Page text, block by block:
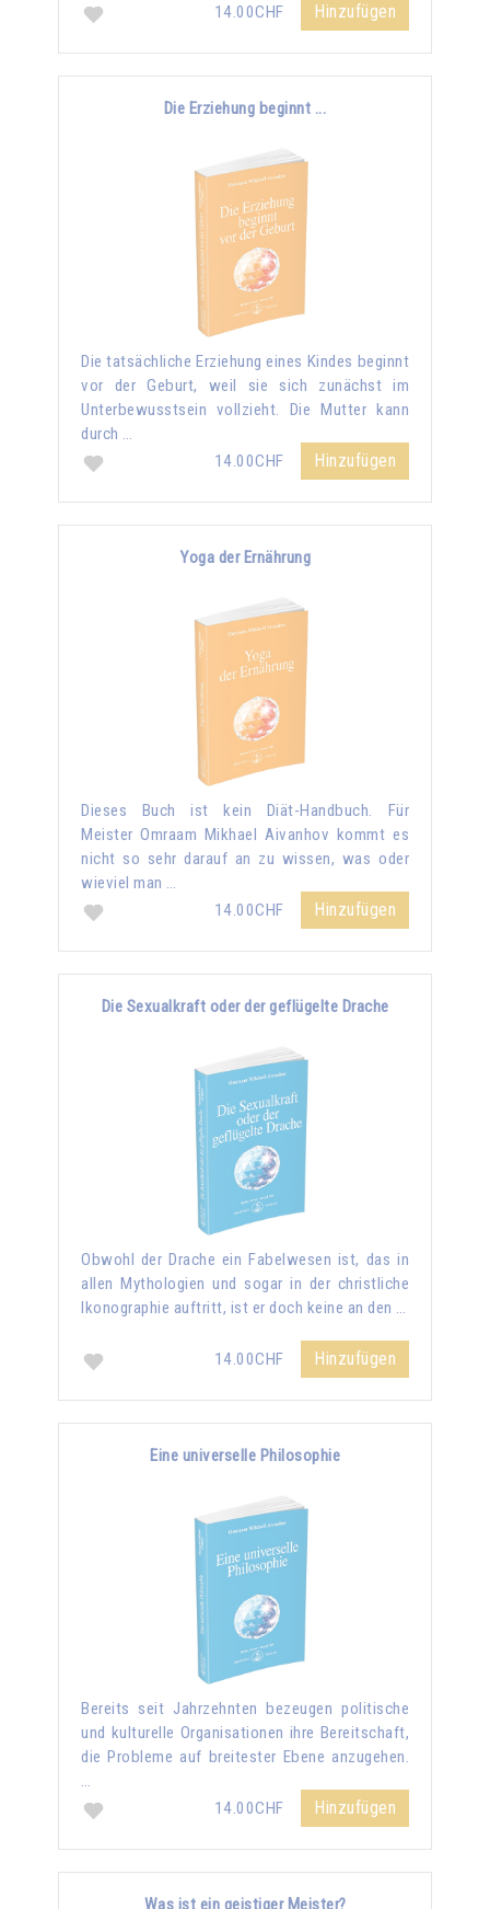
14.00CHF
Hinzufügen
Die Erziehung beginnt ...
Die tatsächliche Erziehung eines Kindes beginnt
vor der Geburt, weil sie sich zunächst im
Unterbewusstsein vollzieht. Die Mutter kann
durch …
14.00CHF
Hinzufügen
Yoga der Ernährung
Dieses Buch ist kein Diät-Handbuch. Für
Meister Omraam Mikhael Aivanhov kommt es
nicht so sehr darauf an zu wissen, was oder
wieviel man …
14.00CHF
Hinzufügen
Die Sexualkraft oder der geflügelte Drache
Obwohl der Drache ein Fabelwesen ist, das in
allen Mythologien und sogar in der christliche
Ikonographie auftritt, ist er doch keine an den …
14.00CHF Hinzufügen
Eine universelle Philosophie
Bereits seit Jahrzehnten bezeugen politische
und kulturelle Organisationen ihre Bereitschaft,
die Probleme auf breitester Ebene anzugehen.
…
14.00CHF
Hinzufügen
Was ist ein geistiger Meister?